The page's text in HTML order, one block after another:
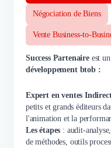
Négociation de Biens
Vente Business-to-
Success Partenaireest un
développement btob :
Expert en ventes
petits et grands éditeurs
l'animation et la
Les étapes : audit-
de méthodes, outils